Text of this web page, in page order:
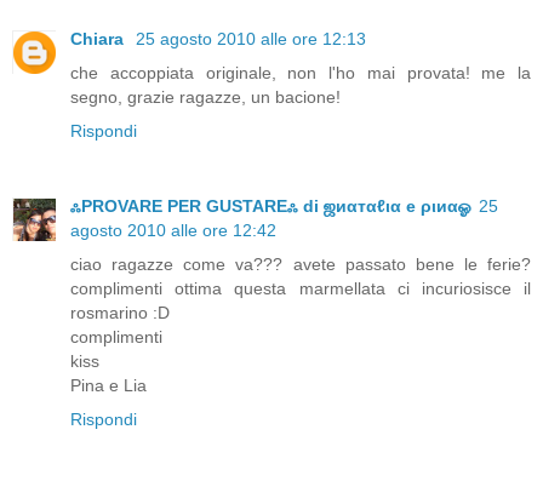
Chiara
25 agosto 2010 alle ore 12:13
che accoppiata originale, non l'ho mai provata! me la
segno, grazie ragazze, un bacione!
Rispondi
ஃPROVARE PER GUSTAREஃ di ஜиαтαℓια e ριиαஓ 25
agosto 2010 alle ore 12:42
ciao ragazze come va??? avete passato bene le ferie?
complimenti ottima questa marmellata ci incuriosisce il
rosmarino :D
complimenti
kiss
Pina e Lia
Rispondi